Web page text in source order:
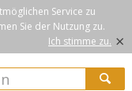
Service zu
Sie der Nutzung zu.
Ich stimme zu. ×